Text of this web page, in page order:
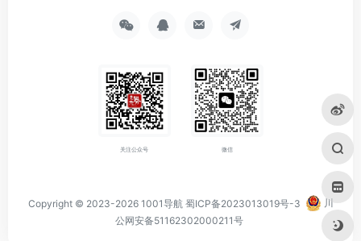
关注公众号 微信
Copyright © 2023-2026 1001导航 蜀ICP备2023013019号-3
川
公网安备51162302000211号